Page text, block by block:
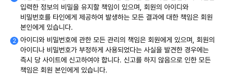
입력한 정보의 비밀을 유지할 책임이 있으며, 회원의 아이디와
비밀번호를 타인에게 제공하여 발생하는 모든 결과에 대한 책임은 회원
본인에게 있습니다.
아이디와 비밀번호에 관한 모든 관리의 책임은 회원에게 있으며, 회원의
아이디나 비밀번호가 부정하게 사용되었다는 사실을 발견한 경우에는
즉시 당 사이트에 신고하여야 합니다. 신고를 하지 않음으로 인한 모든
책임은 회원 본인에게 있습니다.